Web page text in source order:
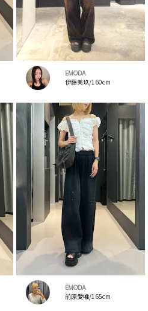
EMODA
伊藤美玖/160cm
EMODA
前原愛唯/165cm